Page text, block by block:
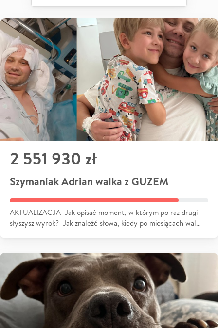
2 551 930 zł
Szymaniak Adrian walka z GUZEM
AKTUALIZACJA Jak opisać moment, w którym po raz drugi
słyszysz wyrok? Jak znaleźć słowa, kiedy po miesiącach wal…